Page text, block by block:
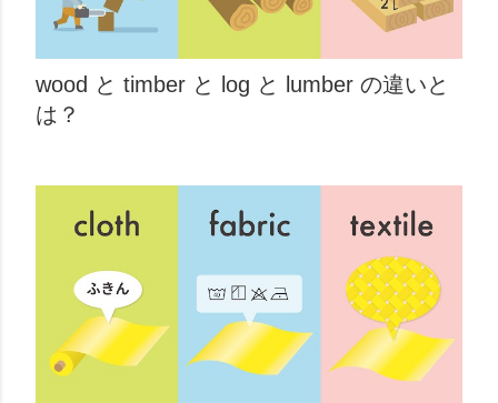
wood と timber と log と lumber の違いと
は？